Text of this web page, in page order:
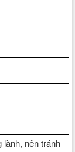
lành, nên tránh